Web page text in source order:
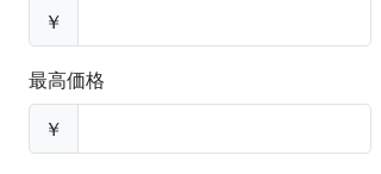
￥
最高価格
￥